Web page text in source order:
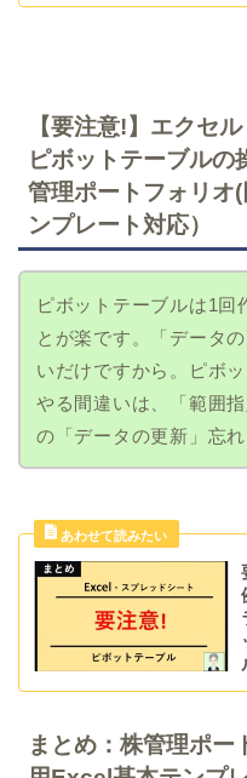
【要注意!】エクセ
ピボットテーブルの
管理ポートフォリオ
ンプレート対応）
ピボットテーブルは1回
とが楽です。「データ
いだけですから。ピボ
やる間違いは、「範囲
の「データの更新」忘れ
まとめ：株管理ポー